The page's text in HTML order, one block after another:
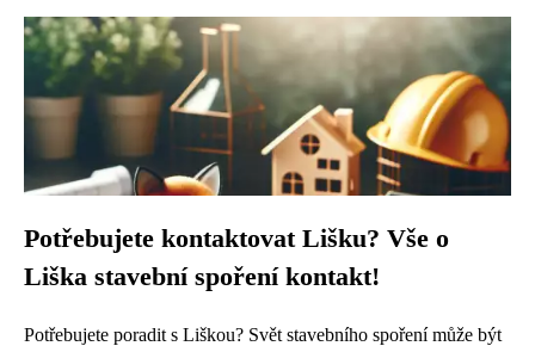
Potřebujete kontaktovat Lišku? Vše o
Liška stavební spoření kontakt!
Potřebujete poradit s Liškou? Svět stavebního spoření může být